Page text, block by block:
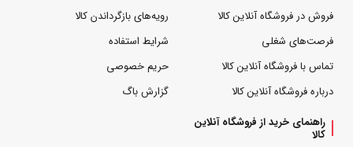
فروش در فروشگاه آنلاین کالا
فرصت‌های شغلی
تماس با فروشگاه آنلاین کالا
درباره فروشگاه آنلاین کالا
رویه‌های بازگرداندن کالا
شرایط استفاده
حریم خصوصی
گزارش باگ
راهنمای خرید از فروشگاه آنلاین
کالا